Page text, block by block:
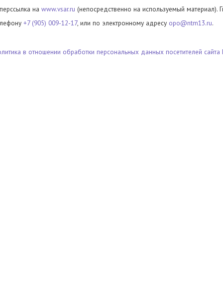
на www.vsar.ru (непосредственно на используемый материал).
+7 (905) 009-12-17, или по электронному адресу opo@ntm13.ru.
в отношении обработки персональных данных посетителей